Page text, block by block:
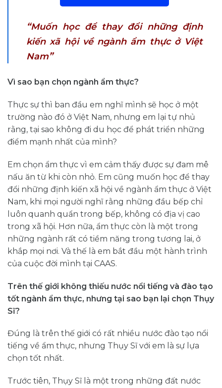
“Muốn học để thay đổi những định
kiến xã hội về ngành ẩm thực ở Việt
Nam”
Vì sao bạn chọn ngành ẩm thực?
Thực sự thì ban đầu em nghĩ mình sẽ học ở một
trường nào đó ở Việt Nam, nhưng em lại tự nhủ
rằng, tại sao không đi du học để phát triển những
điểm mạnh nhất của mình?
Em chọn ẩm thực vì em cảm thấy được sự đam mê
nấu ăn từ khi còn nhỏ. Em cũng muốn học để thay
đổi những định kiến xã hội về ngành ẩm thực ở Việt
Nam, khi mọi người nghĩ rằng những đầu bếp chỉ
luôn quanh quẩn trong bếp, không có địa vị cao
trong xã hội. Hơn nữa, ẩm thực còn là một trong
những ngành rất có tiềm năng trong tương lai, ở
khắp mọi nơi. Và thế là em bắt đầu một hành trình
của cuộc đời mình tại CAAS.
Trên thế giới không thiếu nước nổi tiếng và đào tạo
tốt ngành ẩm thực, nhưng tại sao bạn lại chọn Thụy
Sĩ?
Đúng là trên thế giới có rất nhiều nước đào tạo nổi
tiếng về ẩm thực, nhưng Thụy Sĩ với em là sự lựa
chọn tốt nhất.
Trước tiên, Thụy Sĩ là một trong những đất nước